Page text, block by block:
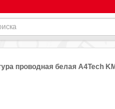
проводная белая A4Tech